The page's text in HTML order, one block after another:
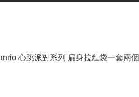
心跳派對系列 扁身拉鏈袋一套兩個